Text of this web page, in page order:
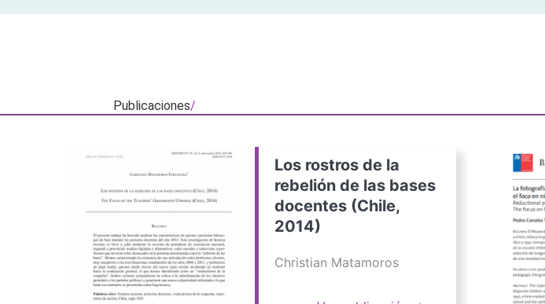
Publicaciones/
Los rostros de la
rebelión de las bases
docentes (Chile,
2014)
Christian Matamoros